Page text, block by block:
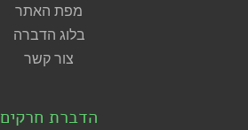
מפת האתר
בלוג הדברה
צור קשר
הדברת חרקים